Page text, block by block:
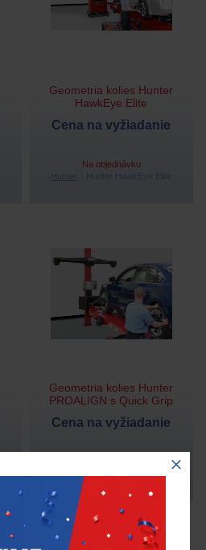
Hunter Hunter HawkEye Elite
Geometria kolies Hunter
HawkEye Elite
Cena na vyžiadanie
Na objednávku
Hunter PROALIGN s QuickGrip
Geometria kolies Hunter
PROALIGN s Quick Grip
Cena na vyžiadanie